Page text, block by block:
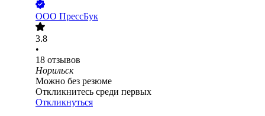
ООО ПрессБук
3.8
•
18 отзывов
Норильск
Можно без резюме
Откликнитесь среди первых
Откликнуться